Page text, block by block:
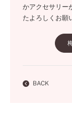
かアクセサリー
たよろしくお願
BACK